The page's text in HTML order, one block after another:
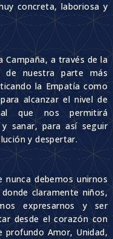
concreta, laboriosa y
a través de la
de nuestra parte más
la Empatía como
alcanzar el nivel de
que nos permitirá
sanar, para así seguir
y despertar.
debemos unirnos
claramente niños,
expresarnos y ser
desde el corazón con
profundo Amor, Unidad,